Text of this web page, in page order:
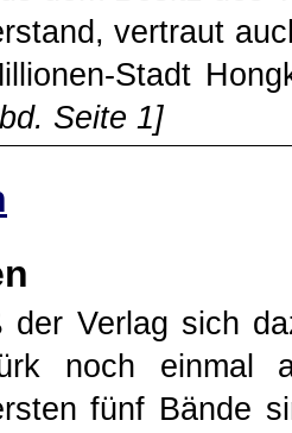
vertraut
Stadt
Seite 1]
der Verlag sich
noch einmal
fünf Bände